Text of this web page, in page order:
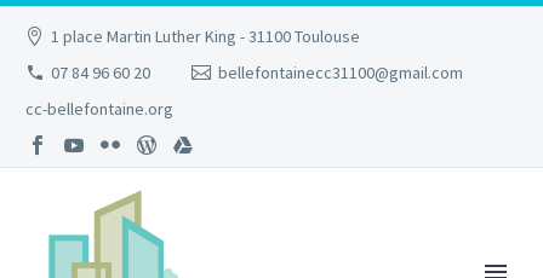
1 place Martin Luther King - 31100 Toulouse
07 84 96 60 20
bellefontainecc31100@gmail.com
cc-bellefontaine.org